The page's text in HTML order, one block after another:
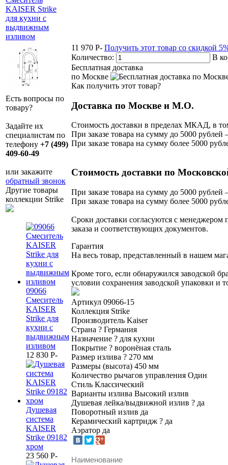
Есть вопросы по
товару?
Задайте их
специалистам по
телефону +7 (499)
409-60-49
или закажите
обратный звонок
Другие товары
коллекции Strike
09066
Смеситель
KAISER
Strike для
кухни с
выдвижным
изливом
12 830 P-
Душевая
система
KAISER
Strike 09182
хром
23 560 P-
11 970 P- Получить этот товар со скидкой
Количество:
В
Бесплатная доставка
по Москве
Как получить этот товар?
Доставка по Москве и М.О.
Стоимость доставки в пределах МКАД, в
При заказе товара на сумму до 5000 рублей
При заказе товара на сумму более 5000
Стоимость доставки по
При заказе товара на сумму до 5000 рублей
При заказе товара на сумму более 5000
Сроки доставки согласуются с
заказа и соответствующих документов.
Гарантия
На весь товар, представленный в нашем
Кроме того, если обнаружился заводской
условии сохранения заводской упаковки и
Артикул 09066-15
Коллекция Strike
Производитель Kaiser
Страна ? Германия
Назначение ? для кухни
Покрытие ? воронёная сталь
Размер излива ? 270 мм
Размеры (высота) 450 мм
Количество рычагов управления Один
Стиль Классический
Варианты излива Высокий излив
Душевая лейка/выдвижной излив ? да
Поворотный излив да
Керамический картридж ? да
Аэратор да
Наименование